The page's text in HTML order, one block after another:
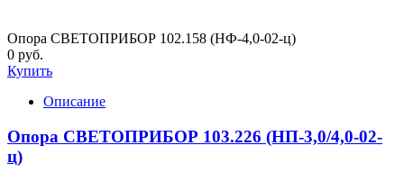
Опора СВЕТОПРИБОР 102.158 (НФ-4,0-02-ц)
0 руб.
Купить
Описание
Опора СВЕТОПРИБОР 103.226 (НП-3,0/4,0-02-
ц)